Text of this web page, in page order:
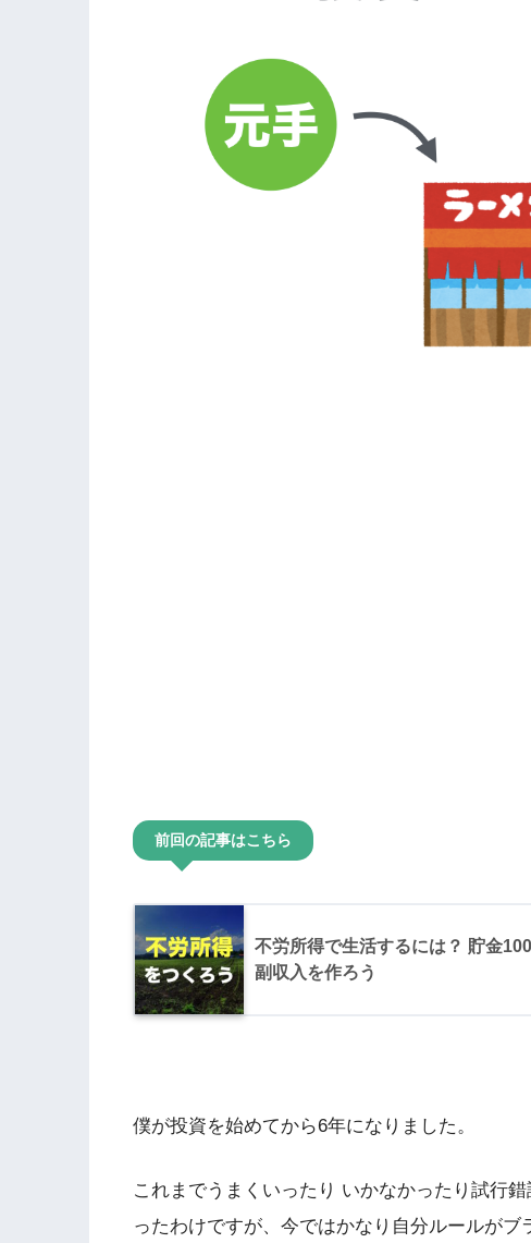
前回の記事はこちら
不労所得で生活するには？ 貯金
副収入を作ろう
僕が投資を始めてから6年になりました。
これまでうまくいったり いかなかったり試行
ったわけですが、今ではかなり自分ルールが